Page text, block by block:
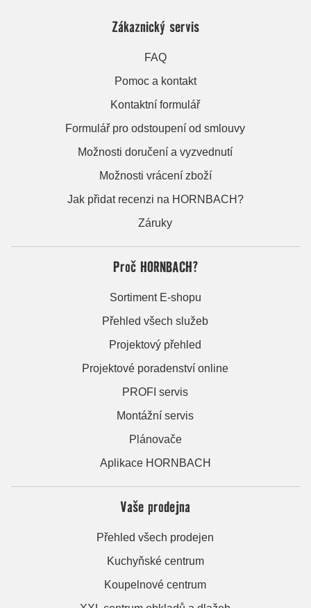
Zákaznický servis
FAQ
Pomoc a kontakt
Kontaktní formulář
Formulář pro odstoupení od smlouvy
Možnosti doručení a vyzvednutí
Možnosti vrácení zboží
Jak přidat recenzi na HORNBACH?
Záruky
Proč HORNBACH?
Sortiment E-shopu
Přehled všech služeb
Projektový přehled
Projektové poradenství online
PROFI servis
Montážní servis
Plánovače
Aplikace HORNBACH
Vaše prodejna
Přehled všech prodejen
Kuchyňské centrum
Koupelnové centrum